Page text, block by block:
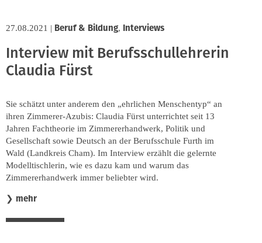
27.08.2021 | Beruf & Bildung, Interviews
Interview mit Berufsschullehrerin
Claudia Fürst
Sie schätzt unter anderem den „ehrlichen Menschentyp“ an
ihren Zimmerer-Azubis: Claudia Fürst unterrichtet seit 13
Jahren Fachtheorie im Zimmererhandwerk, Politik und
Gesellschaft sowie Deutsch an der Berufsschule Furth im
Wald (Landkreis Cham). Im Interview erzählt die gelernte
Modelltischlerin, wie es dazu kam und warum das
Zimmererhandwerk immer beliebter wird.
❯ mehr